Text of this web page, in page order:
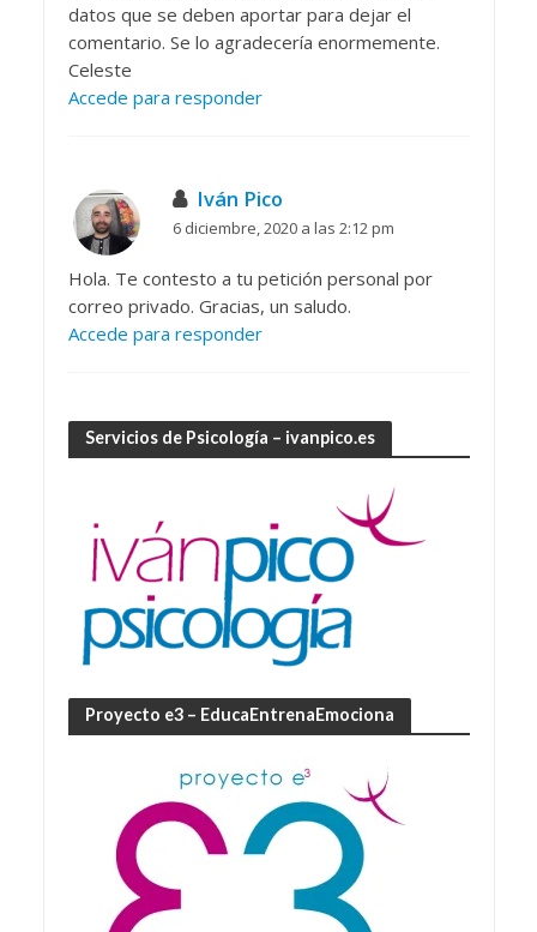
datos que se deben aportar para dejar el
comentario. Se lo agradecería enormemente.
Celeste
Accede para responder
Iván Pico
6 diciembre, 2020 a las 2:12 pm
Hola. Te contesto a tu petición personal por
correo privado. Gracias, un saludo.
Accede para responder
Servicios de Psicología – ivanpico.es
Proyecto e3 – EducaEntrenaEmociona